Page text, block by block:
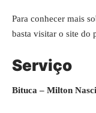
Para conhecer mais
basta visitar o site do
Serviço
Bituca – Milton